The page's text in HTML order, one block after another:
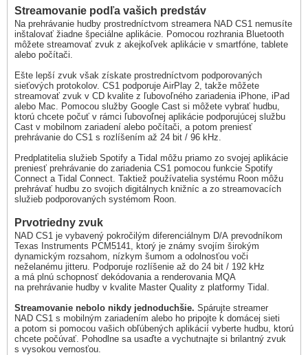
Streamovanie podľa vašich predstáv
Na prehrávanie hudby prostredníctvom streamera NAD CS1 nemusíte
inštalovať žiadne špeciálne aplikácie. Pomocou rozhrania Bluetooth
môžete streamovať zvuk z akejkoľvek aplikácie v smartfóne, tablete
alebo počítači.
Ešte lepší zvuk však získate prostredníctvom podporovaných
sieťových protokolov. CS1 podporuje AirPlay 2, takže môžete
streamovať zvuk v CD kvalite z ľubovoľného zariadenia iPhone, iPad
alebo Mac. Pomocou služby Google Cast si môžete vybrať hudbu,
ktorú chcete počuť v rámci ľubovoľnej aplikácie podporujúcej službu
Cast v mobilnom zariadení alebo počítači, a potom preniesť
prehrávanie do CS1 s rozlíšením až 24 bit / 96 kHz.
Predplatitelia služieb Spotify a Tidal môžu priamo zo svojej aplikácie
preniesť prehrávanie do zariadenia CS1 pomocou funkcie Spotify
Connect a Tidal Connect. Taktiež používatelia systému Roon môžu
prehrávať hudbu zo svojich digitálnych knižníc a zo streamovacích
služieb podporovaných systémom Roon.
Prvotriedny zvuk
NAD CS1 je vybavený pokročilým diferenciálnym D/A prevodníkom
Texas Instruments PCM5141, ktorý je známy svojím širokým
dynamickým rozsahom, nízkym šumom a odolnosťou voči
neželanému jitteru. Podporuje rozlíšenie až do 24 bit / 192 kHz
a má plnú schopnosť dekódovania a renderovania MQA
na prehrávanie hudby v kvalite Master Quality z platformy Tidal.
Streamovanie nebolo nikdy jednoduchšie. Spárujte streamer
NAD CS1 s mobilným zariadením alebo ho pripojte k domácej sieti
a potom si pomocou vašich obľúbených aplikácií vyberte hudbu, ktorú
chcete počúvať. Pohodlne sa usaďte a vychutnajte si brilantný zvuk
s vysokou vernosťou.